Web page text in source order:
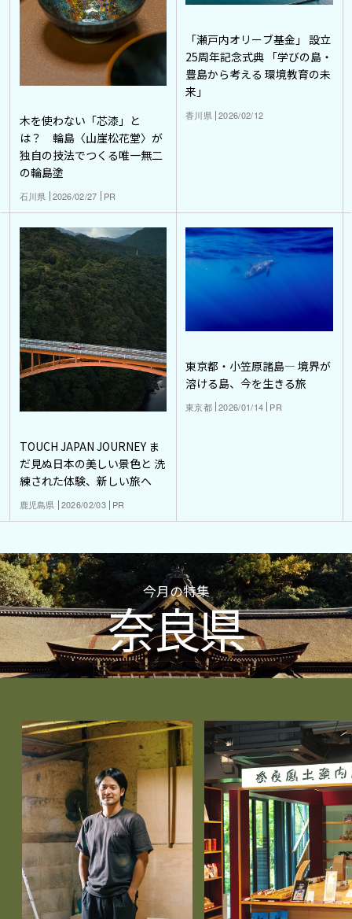
木を使わない「芯漆」と
は？ 輪島〈山崖松花堂〉が
独自の技法でつくる唯一無二
の輪島塗
石川県 2026/02/27 PR
「瀬戸内オリーブ基金」 設立
25周年記念式典 「学びの島・
豊島から考える 環境教育の未
来」
香川県 2026/02/12
TOUCH JAPAN JOURNEY ま
だ見ぬ日本の美しい景色と 洗
練された体験、新しい旅へ
鹿児島県 2026/02/03 PR
東京都・小笠原諸島― 境界が
溶ける島、今を生きる旅
東京都 2026/01/14 PR
今月の特集
奈良県